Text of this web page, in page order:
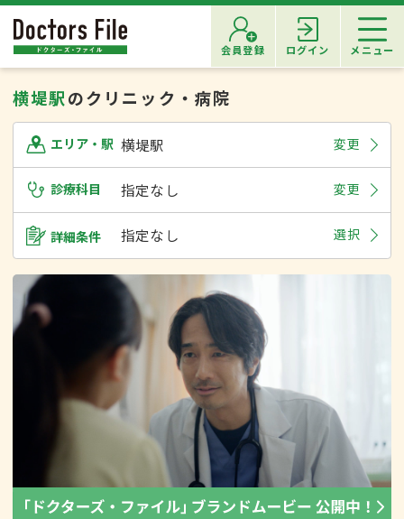
会員登録 ログイン メニュー
横堤駅のクリニック・病院
エリア・駅 横堤駅 変更
診療科目 指定なし 変更
詳細条件 指定なし 選択